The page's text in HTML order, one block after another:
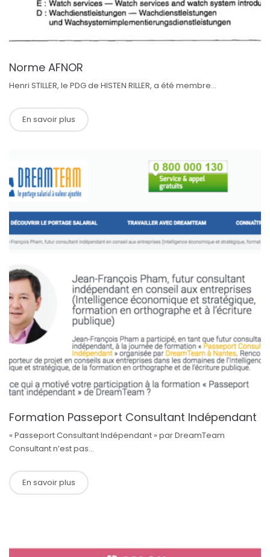
Norme AFNOR
Henri STILLER, le PDG de HISTEN RILLER, a été membre...
En savoir plus
Formation Passeport Consultant Indépendant
« Passeport Consultant Indépendant » par DreamTeam
Consultant n’est pas...
En savoir plus